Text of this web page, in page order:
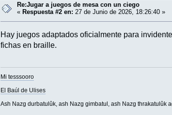
Re:Jugar a juegos de mesa con un ciego
« Respuesta #2 en: 27 de Junio de 2026, 18:26:40 »
Hay juegos adaptados oficialmente para
fichas en braille.
Mi tesssooro
El Baúl de Ulises
Ash Nazg durbatulûk, ash Nazg gimbatul, ash Nazg thrakatulûk